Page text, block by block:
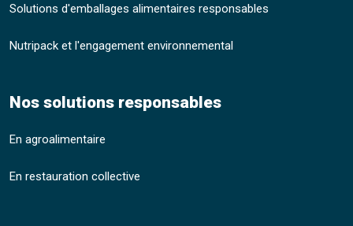
Solutions d'emballages alimentaires responsables
Nutripack et l'engagement environnemental
Nos solutions responsables
En agroalimentaire
En restauration collective